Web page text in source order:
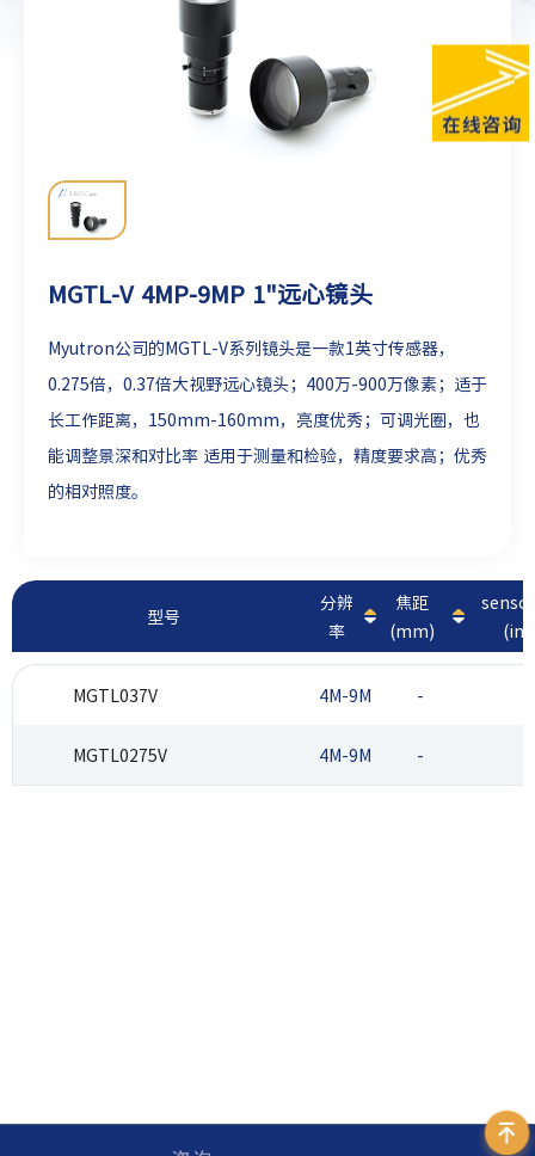
MGTL-V 4MP-9MP 1"远心镜头
Myutron公司的MGTL-V系列镜头是一款1英寸传感器，
0.275倍，0.37倍大视野远心镜头；400万-900万像素；适于
长工作距离，150mm-160mm，亮度优秀；可调光圈，也
能调整景深和对比率 适用于测量和检验，精度要求高；优秀
的相对照度。
型号
分辨
率
焦距
(mm)
MGTL037V 4M-9M -
MGTL0275V 4M-9M -